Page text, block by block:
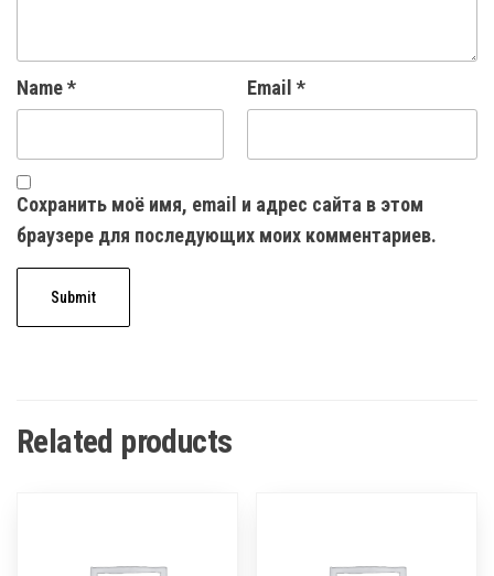
Name* Email *
Сохранить моё имя, email и адрес сайта в этом
браузере для последующих моих комментариев.
Related products